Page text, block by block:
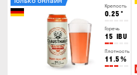
Крепость
0.25 °
Горечь
15 IBU
Плотность
11.5 %